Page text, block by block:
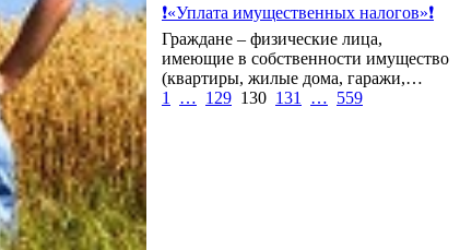
❗«Уплата имущественных налогов»❗
Граждане – физические лица,
имеющие в собственности имущество
(квартиры, жилые дома, гаражи,…
1
… 129 130 131 … 559